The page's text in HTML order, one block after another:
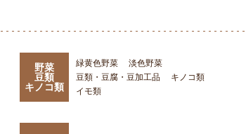
野菜
豆類
キノコ類
緑黄色野菜
淡色野菜
豆類・豆腐・豆加工品
キノコ類
イモ類